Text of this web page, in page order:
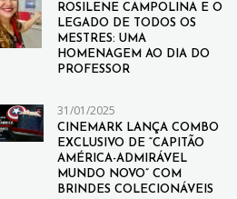
ROSILENE CAMPOLINA E O
LEGADO DE TODOS OS
MESTRES: UMA
HOMENAGEM AO DIA DO
PROFESSOR
31/01/2025
CINEMARK LANÇA COMBO
EXCLUSIVO DE “CAPITÃO
AMÉRICA-ADMIRÁVEL
MUNDO NOVO” COM
BRINDES COLECIONÁVEIS